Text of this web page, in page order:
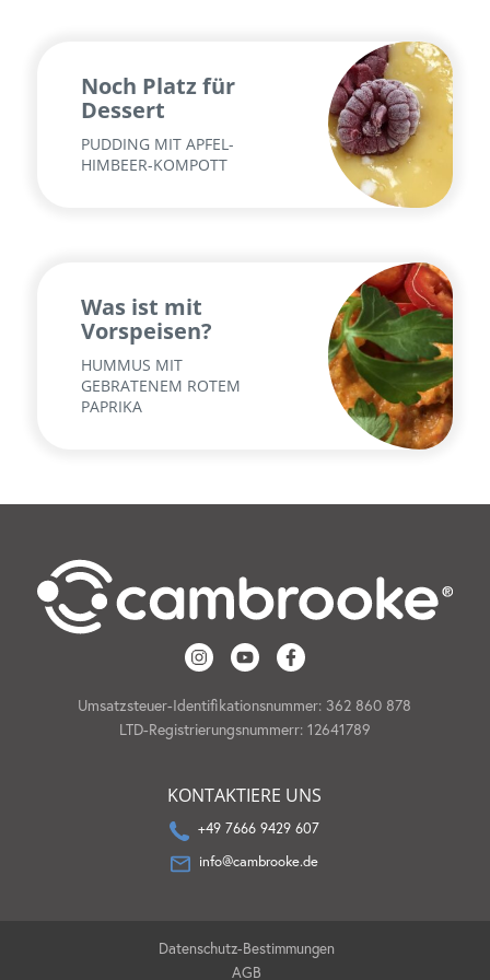
Noch Platz für
Dessert
PUDDING MIT APFEL-
HIMBEER-KOMPOTT
Was ist mit
Vorspeisen?
HUMMUS MIT
GEBRATENEM ROTEM
PAPRIKA
KONTAKTIERE UNS
+49 7666 9429 607
info@cambrooke.de
Umsatzsteuer-Identifikationsnummer: 362 860 878
LTD-Registrierungsnummerr: 12641789
Datenschutz-Bestimmungen
AGB